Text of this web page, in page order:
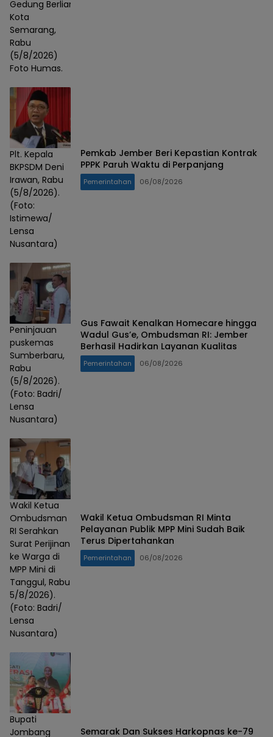
Gedung Berlian,
Kota
Semarang,
Rabu
(5/8/2026)
Foto Humas.
Plt. Kepala
BKPSDM Deni
Irawan, Rabu
(5/8/2026).
(Foto:
Istimewa/
Lensa
Nusantara)
Pemkab Jember Beri Kepastian Kontrak
PPPK Paruh Waktu di Perpanjang
Pemerintahan 06/08/2026
Peninjauan
puskemas
Sumberbaru,
Rabu
(5/8/2026).
(Foto: Badri/
Lensa
Nusantara)
Gus Fawait Kenalkan Homecare hingga
Wadul Gus’e, Ombudsman RI: Jember
Berhasil Hadirkan Layanan Kualitas
Pemerintahan 06/08/2026
Wakil Ketua
Ombudsman
RI Serahkan
Surat Perijinan
ke Warga di
MPP Mini di
Tanggul, Rabu
5/8/2026).
(Foto: Badri/
Lensa
Nusantara)
Wakil Ketua Ombudsman RI Minta
Pelayanan Publik MPP Mini Sudah Baik
Terus Dipertahankan
Pemerintahan 06/08/2026
Bupati
Jombang
Semarak Dan Sukses Harkopnas ke-79